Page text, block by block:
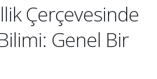
Çerçevesinde
Genel Bir